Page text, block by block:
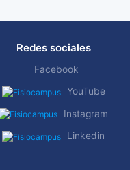
Redes sociales
Facebook
YouTube
Instagram
Linkedin